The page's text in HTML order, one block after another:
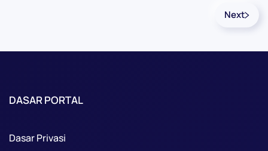
Next
DASAR PORTAL
Dasar Privasi